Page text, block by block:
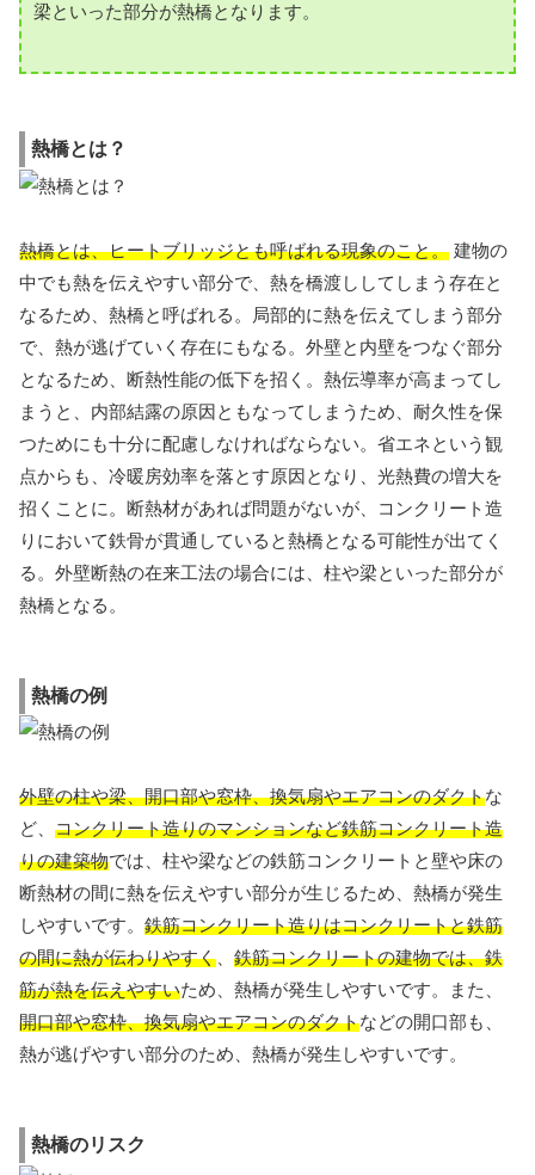
梁といった部分が熱橋となります。
熱橋とは？
熱橋とは、ヒートブリッジとも呼ばれる現象のこと。 建物の
中でも熱を伝えやすい部分で、熱を橋渡ししてしまう存在と
なるため、熱橋と呼ばれる。局部的に熱を伝えてしまう部分
で、熱が逃げていく存在にもなる。外壁と内壁をつなぐ部分
となるため、断熱性能の低下を招く。熱伝導率が高まってし
まうと、内部結露の原因ともなってしまうため、耐久性を保
つためにも十分に配慮しなければならない。省エネという観
点からも、冷暖房効率を落とす原因となり、光熱費の増大を
招くことに。断熱材があれば問題がないが、コンクリート造
りにおいて鉄骨が貫通していると熱橋となる可能性が出てく
る。外壁断熱の在来工法の場合には、柱や梁といった部分が
熱橋となる。
熱橋の例
外壁の柱や梁、開口部や窓枠、換気扇やエアコンのダクトな
ど、 コンクリート造りのマンションなど鉄筋コンクリート造
りの建築物では、柱や梁などの鉄筋コンクリートと壁や床の
断熱材の間に熱を伝えやすい部分が生じるため、熱橋が発生
しやすいです。 鉄筋コンクリート造りはコンクリートと鉄筋
の間に熱が伝わりやすく
鉄筋コンクリートの建物では、鉄
筋が熱を伝えやすいため、熱橋が発生しやすいです。また、
開口部や窓枠、換気扇やエアコンのダクトなどの開口部も、
熱が逃げやすい部分のため、熱橋が発生しやすいです。
熱橋のリスク